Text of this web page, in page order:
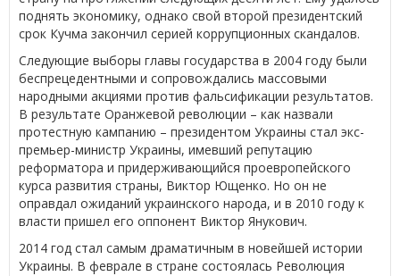
поднять экономику, однако свой второй президентский
срок Кучма закончил серией коррупционных скандалов.
Следующие выборы главы государства в 2004 году были
беспрецедентными и сопровождались массовыми
народными акциями против фальсификации результатов.
В результате Оранжевой революции – как назвали
протестную кампанию – президентом Украины стал экс-
премьер-министр Украины, имевший репутацию
реформатора и придерживающийся проевропейского
курса развития страны, Виктор Ющенко. Но он не
оправдал ожиданий украинского народа, и в 2010 году к
власти пришел его оппонент Виктор Янукович.
2014 год стал самым драматичным в новейшей истории
Украины. В феврале в стране состоялась Революция